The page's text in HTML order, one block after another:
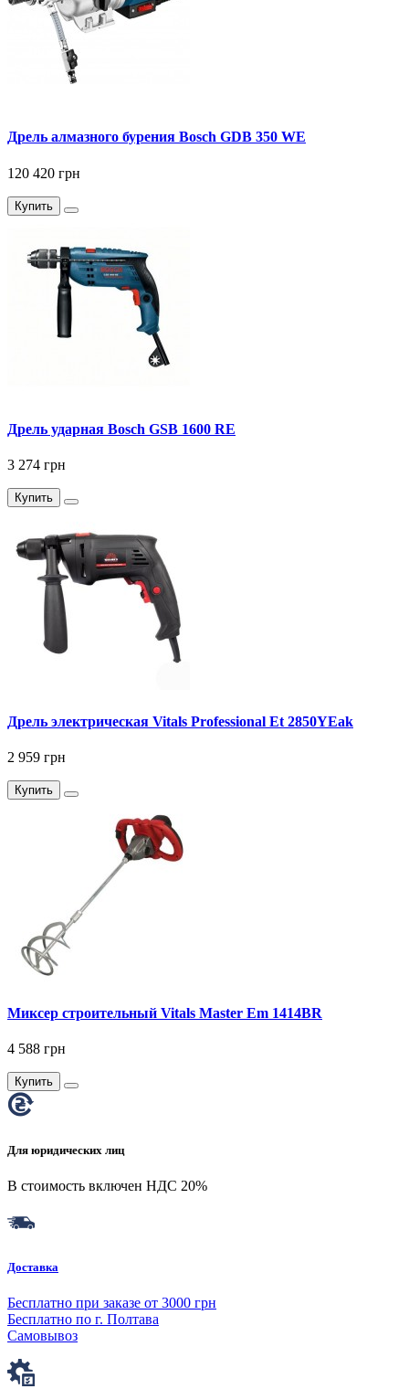
Дрель алмазного бурения Bosch GDB 350 WE
120 420 грн
Купить
Дрель ударная Bosch GSB 1600 RE
3 274 грн
Купить
Дрель электрическая Vitals Professional Et 2850YEak
2 959 грн
Купить
Миксер строительный Vitals Master Em 1414BR
4 588 грн
Купить
Для юридических лиц
В стоимость включен НДС 20%
Доставка
Бесплатно при заказе от 3000 грн
Бесплатно по г. Полтава
Самовывоз